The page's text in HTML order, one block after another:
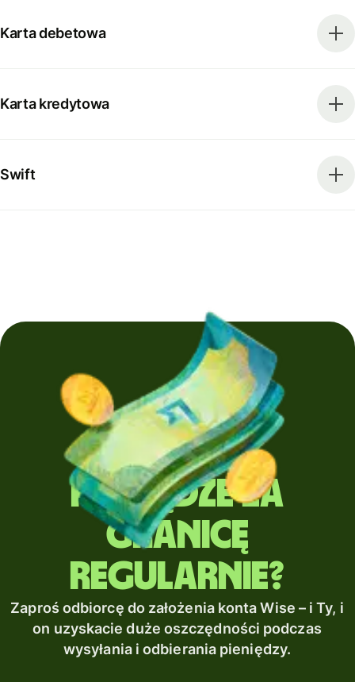
Karta debetowa
Karta kredytowa
Swift
Wysyłasz
pieniądze za
granicę
regularnie?
Zaproś odbiorcę do założenia konta Wise – i Ty, i
on uzyskacie duże oszczędności podczas
wysyłania i odbierania pieniędzy.